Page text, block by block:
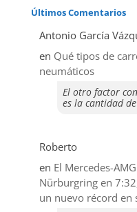
Últimos Comentarios
Antonio García
en Qué tipos de
neumáticos
El otro factor
es la cantidad
Roberto
en El Mercedes-
Nürburgring en
un nuevo récord en